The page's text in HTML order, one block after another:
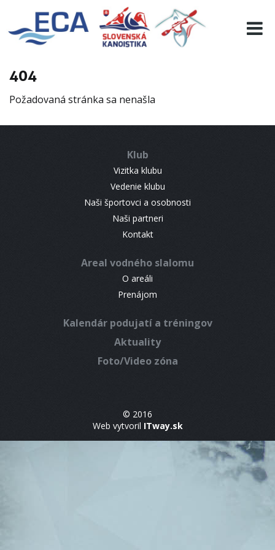
404
Požadovaná stránka sa nenašla
Klub
Vizitka klubu
Vedenie klubu
Naši športovci a osobnosti
Naši partneri
Kontakt
Areal vodného slalomu
O areáli
Prenájom
Kalendár podujatí a tréningov
Aktuality
Foto/Video zóna
© 2016
Web vytvoril ITway.sk
EURO 19
INFO
RESULTS
CONTACT